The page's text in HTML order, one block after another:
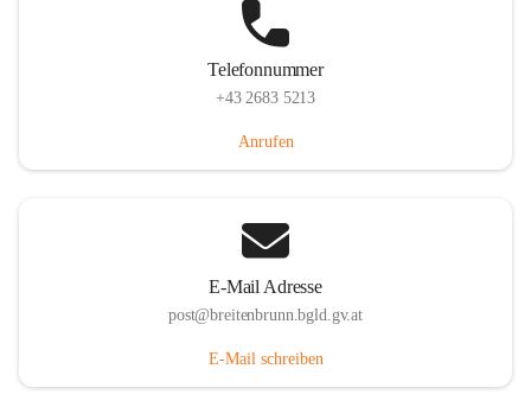
Telefonnummer
+43 2683 5213
Anrufen
E-Mail Adresse
post@breitenbrunn.bgld.gv.at
E-Mail schreiben